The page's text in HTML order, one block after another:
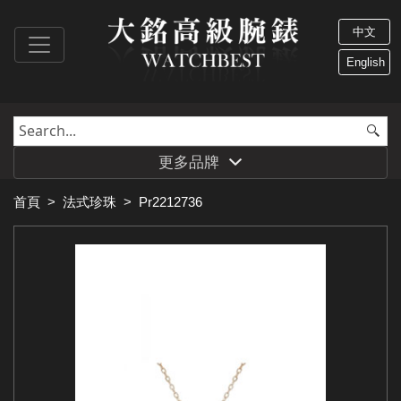
中文
English
更多品牌
首頁 > 法式珍珠 > Pr2212736